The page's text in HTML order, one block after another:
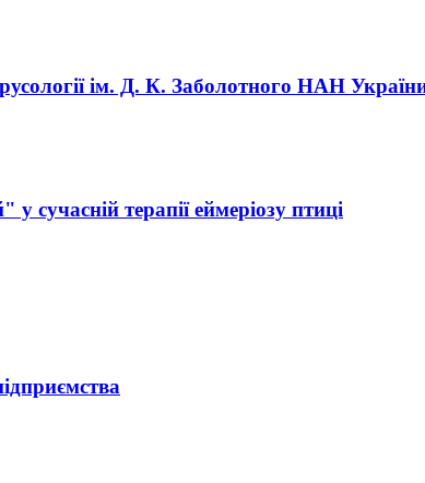
ім. Д. К. Заболотного НАН
терапії еймеріозу птиці